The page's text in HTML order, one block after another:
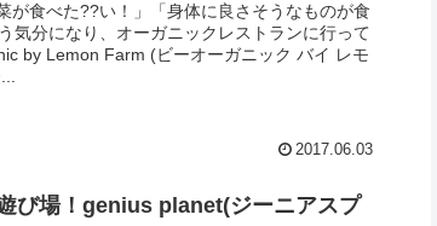
が食べた??い！」「身体に良さそうなものが食
気分になり、オーガニックレストランに行って
by Lemon Farm (ビーオーガニック バイ レモ
2017.06.03
び場！genius planet(ジーニアスプ